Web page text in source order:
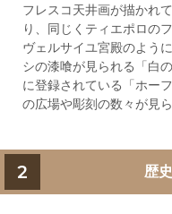
フレスコ天井画が描かれ
り、同じくティエポロの
ヴェルサイユ宮殿のよう
シの漆喰が見られる「白
に登録されている「ホー
の広場や彫刻の数々が見ら
2 歴